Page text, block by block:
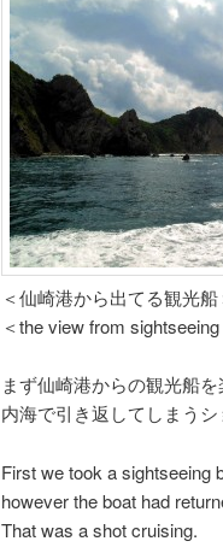
＜仙崎港から出てる観光船
＜the view from sightseeing
まず仙崎港からの観光船
内海で引き返してしまうシ
First we took a sightseeing
however the boat had
That was a shot cruising.